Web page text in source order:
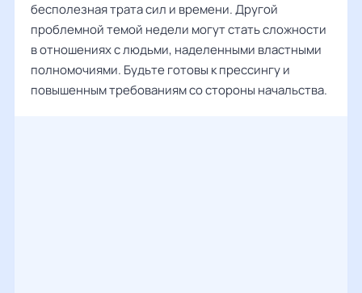
бесполезная трата сил и времени. Другой
проблемной темой недели могут стать сложности
в отношениях с людьми, наделенными властными
полномочиями. Будьте готовы к прессингу и
повышенным требованиям со стороны начальства.